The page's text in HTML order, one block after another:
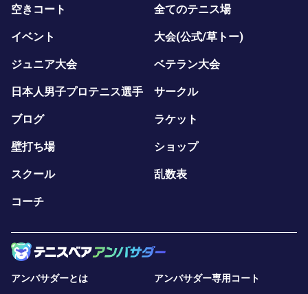
空きコート 全てのテニス場
イベント 大会(公式/草トー)
ジュニア大会 ベテラン大会
日本人男子プロテニス選手 サークル
ブログ ラケット
壁打ち場 ショップ
スクール 乱数表
コーチ
アンバサダーとは アンバサダー専用コート